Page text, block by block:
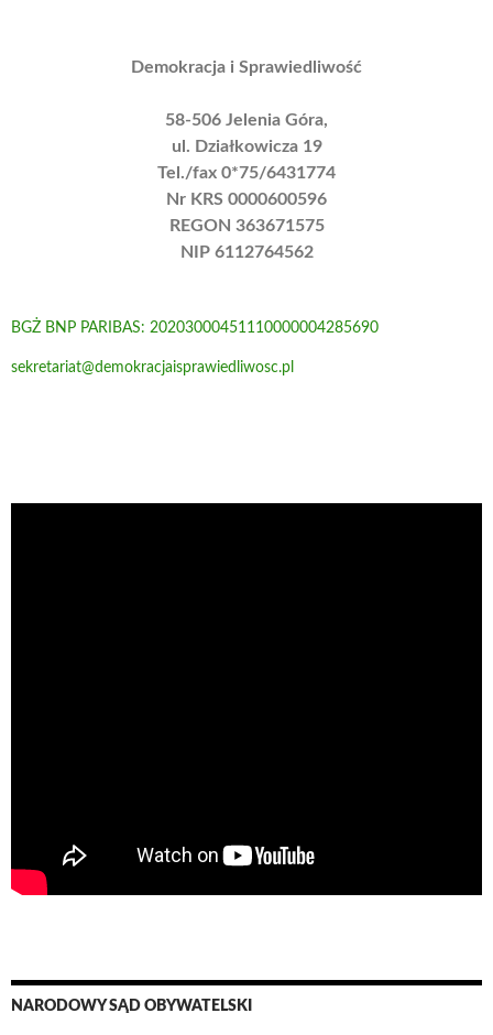
Demokracja i Sprawiedliwość
58-506 Jelenia Góra,
ul. Działkowicza 19
Tel./fax 0*75/6431774
Nr KRS 0000600596
REGON 363671575
NIP 6112764562
BGŻ BNP PARIBAS: 20203000451110000004285690
sekretariat@demokracjaisprawiedliwosc.pl
NARODOWY SĄD OBYWATELSKI